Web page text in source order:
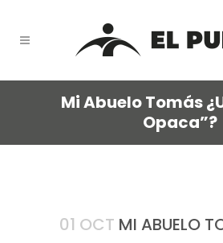
Mi Abuelo Tomás
Opaca”?
01 OCT MI ABUELO